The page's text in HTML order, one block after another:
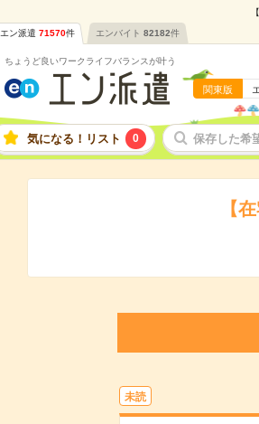
エン派遣 71570件 エンバイト 82182件
ちょうど良いワークライフバランスが叶う
関東版
気になる！リスト 0 保存した希
【
未読